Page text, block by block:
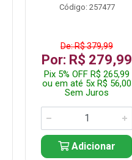
Código: 257477
De: R$ 379,99
Por: R$ 279,99
Pix 5% OFF R$ 265,99
ou em até 5x R$ 56,00
Sem Juros
Adicionar